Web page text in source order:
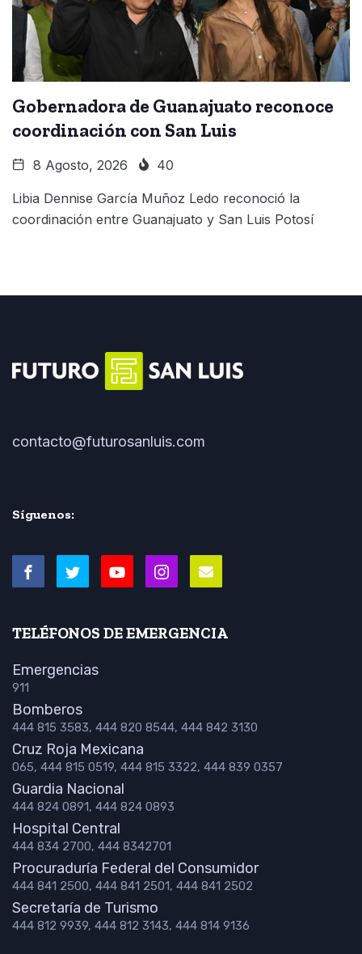
Gobernadora de Guanajuato reconoce
coordinación con San Luis
8 Agosto, 2026 40
Libia Dennise García Muñoz Ledo reconoció la
coordinación entre Guanajuato y San Luis Potosí
contacto@futurosanluis.com
Síguenos:
TELÉFONOS DE EMERGENCIA
Emergencias
911
Bomberos
444 815 3583, 444 820 8544, 444 842 3130
Cruz Roja Mexicana
065, 444 815 0519, 444 815 3322, 444 839 0357
Guardia Nacional
444 824 0891, 444 824 0893
Hospital Central
444 834 2700, 444 8342701
Procuraduría Federal del Consumidor
444 841 2500, 444 841 2501, 444 841 2502
Secretaría de Turismo
444 812 9939, 444 812 3143, 444 814 9136